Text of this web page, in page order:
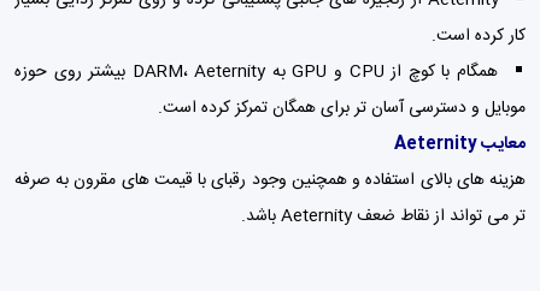
کار کرده است.
همگام با کوچ از CPU و GPU به DARM، Aeternity بیشتر روی حوزه
موبایل و دسترسی آسان تر برای همگان تمرکز کرده است.
معایب Aeternity
هزینه های بالای استفاده و همچنین وجود رقبای با قیمت های مقرون به صرفه
تر می تواند از نقاط ضعف Aeternity باشد.